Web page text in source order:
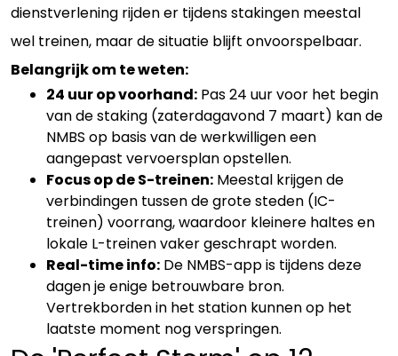
dienstverlening rijden er tijdens stakingen meestal
wel treinen, maar de situatie blijft onvoorspelbaar.
Belangrijk om te weten:
24 uur op voorhand: Pas 24 uur voor het begin
van de staking (zaterdagavond 7 maart) kan de
NMBS op basis van de werkwilligen een
aangepast vervoersplan opstellen.
Focus op de S-treinen: Meestal krijgen de
verbindingen tussen de grote steden (IC-
treinen) voorrang, waardoor kleinere haltes en
lokale L-treinen vaker geschrapt worden.
Real-time info: De NMBS-app is tijdens deze
dagen je enige betrouwbare bron.
Vertrekborden in het station kunnen op het
laatste moment nog verspringen.